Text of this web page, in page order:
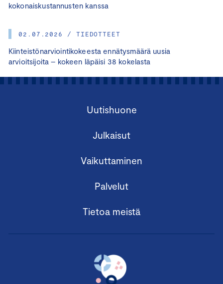
kokonaiskustannusten kanssa
02.07.2026 / TIEDOTTEET
Kiinteistönarviointikokeesta ennätysmäärä uusia
arvioitsijoita – kokeen läpäisi 38 kokelasta
Uutishuone
Julkaisut
Vaikuttaminen
Palvelut
Tietoa meistä